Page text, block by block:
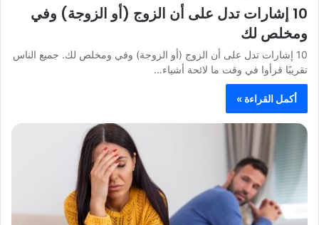
10 إشارات تدل على أن الزوج (أو الزوجة) وفي
ومخلص لك
10 إشارات تدل على أن الزوج (أو الزوجة) وفي ومخلص لك. جميع الناس
تقريبًا قرأوا في وقت ما لائحة أشياء…
أكمل القراءة »